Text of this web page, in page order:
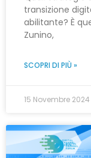
transizione
abilitante? È
Zunino,
SCOPRI DI PIÙ »
15 Novembre 2024